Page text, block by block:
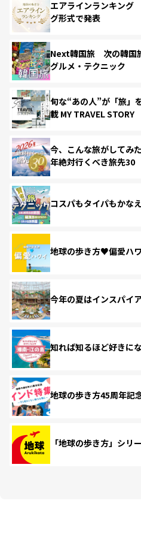
エアラインランキング
グ形式で発表
Next韓国旅 次の韓国
グルメ・テクニック
旬な“あの人”が「旅」
載 MY TRAVEL STORY
今、こんな旅がしてみ
年絶対行くべき旅先30
コスパもタイパもかな
地球の歩き方♥偏愛ハ
今年の夏はインスパイ
知れば知るほど好きに
地球の歩き方45周年記
「地球の歩き方」シリ